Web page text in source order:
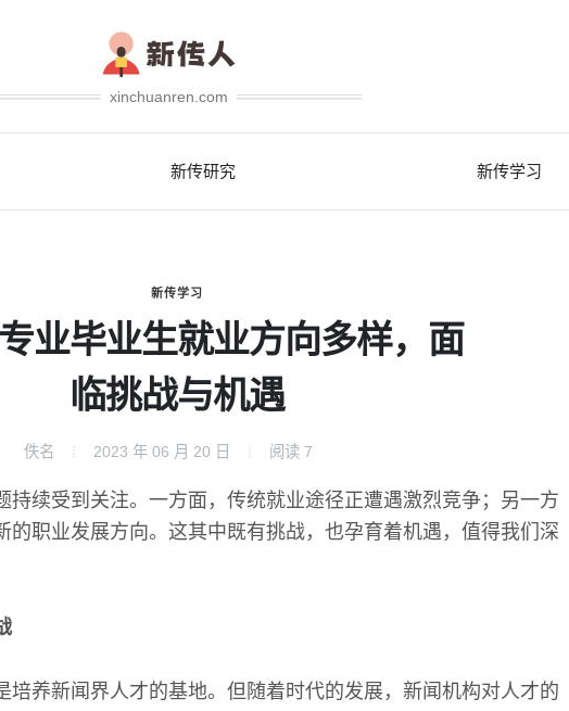
xinchuanren.com
新传研究 新传学习
新传学习
业毕业生就业方向多样，面
临挑战与机遇
佚名 2023 年 06 月 20 日 阅读 7
持续受到关注。一方面，传统就业途径正遭遇激烈竞争；另一方
的职业发展方向。这其中既有挑战，也孕育着机遇，值得我们深
培养新闻界人才的基地。但随着时代的发展，新闻机构对人才的